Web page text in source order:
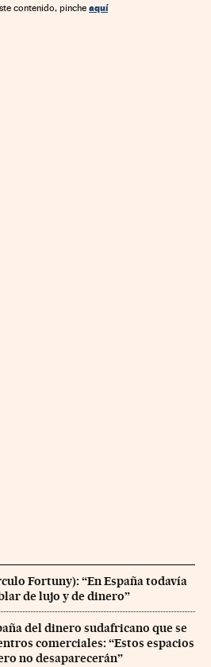
contenido, pinche aquí
Fortuny): “En España todavía
de lujo y de dinero”
del dinero sudafricano que se
comerciales: “Estos espacios
no desaparecerán”